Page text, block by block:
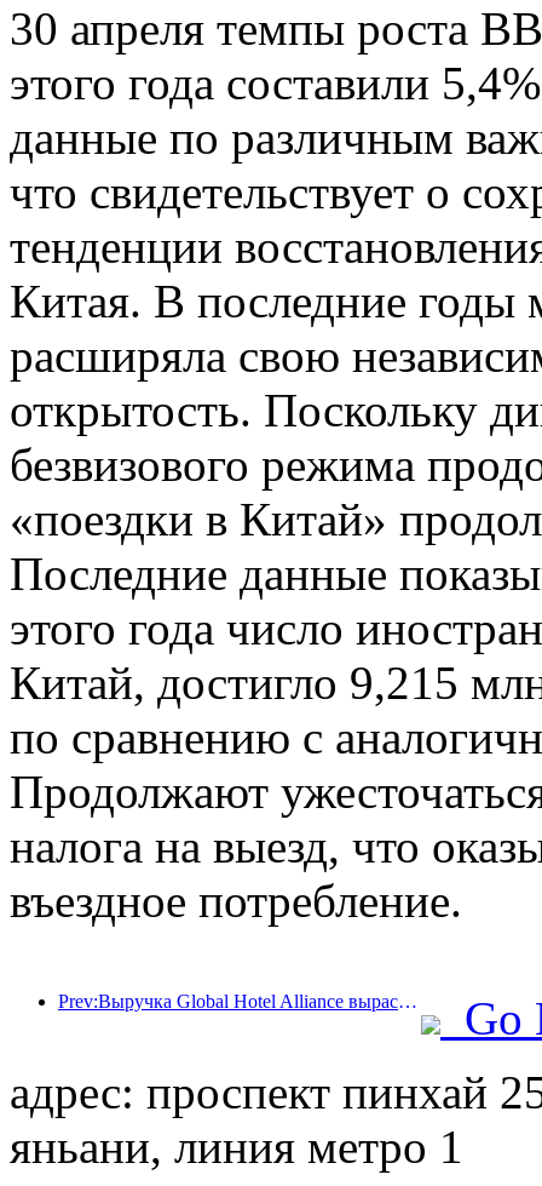
30 апреля темпы роста
этого года составили
данные по различным
что свидетельствует о
тенденции
Китая. В последние годы
расширяла свою
открытость. Поскольку
безвизового режима
«поездки в Китай»
Последние данные
этого года число
Китай, достигло 9,215
по сравнению с
Продолжают
налога на выезд, что
въездное потребление.
Prev:Выручка Global Hotel Alliance вырастет на 15% в первом квартале 2025 года
Go
адрес: проспект пинхай
яньани, линия метро 1